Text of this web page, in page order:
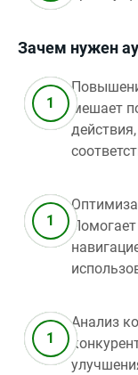
Зачем нужен
мешает
Анализ